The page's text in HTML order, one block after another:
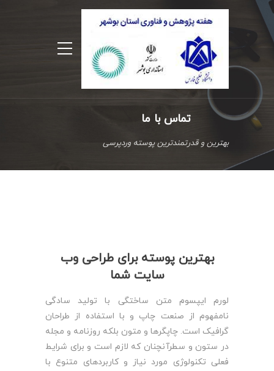
تماس با ما
بهترین و قدرتمندترین پوسته وردپرسی
بهترین پوسته برای طراحی وب
سایت شما
لورم ایپسوم متن ساختگی با تولید سادگی
نامفهوم از صنعت چاپ و با استفاده از طراحان
گرافیک است. چاپگرها و متون بلکه روزنامه و مجله
در ستون و سطرآنچنان که لازم است و برای شرایط
فعلی تکنولوژی مورد نیاز و کاربردهای متنوع با